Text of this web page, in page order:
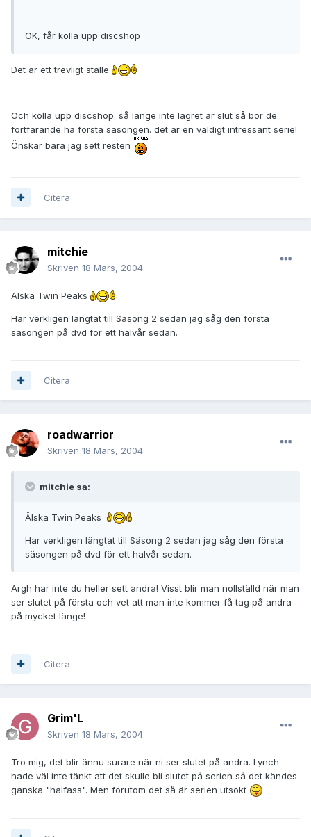
OK, får kolla upp discshop
Det är ett trevligt ställe
Och kolla upp discshop. så länge inte lagret är slut så bör de
fortfarande ha första säsongen. det är en väldigt intressant serie!
Önskar bara jag sett resten
Citera
mitchie
Skriven 18 Mars, 2004
Älska Twin Peaks
Har verkligen längtat till Säsong 2 sedan jag såg den första
säsongen på dvd för ett halvår sedan.
Citera
roadwarrior
Skriven 18 Mars, 2004
mitchie sa:
Älska Twin Peaks
Har verkligen längtat till Säsong 2 sedan jag såg den första
säsongen på dvd för ett halvår sedan.
Argh har inte du heller sett andra! Visst blir man nollställd när man
ser slutet på första och vet att man inte kommer få tag på andra
på mycket länge!
Citera
Grim'L
Skriven 18 Mars, 2004
Tro mig, det blir ännu surare när ni ser slutet på andra. Lynch
hade väl inte tänkt att det skulle bli slutet på serien så det kändes
ganska "halfass". Men förutom det så är serien utsökt